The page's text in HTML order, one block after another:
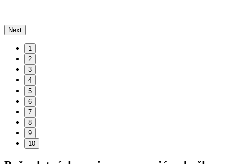
Next
1
2
3
4
5
6
7
8
9
10